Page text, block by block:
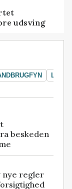
udsving
beskeden
nye regler